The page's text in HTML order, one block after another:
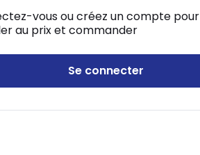
vous ou créez un compte pour
au prix et commander
Se connecter